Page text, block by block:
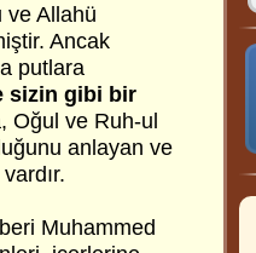
ve Allahü
Ancak
putlara
sizin gibi bir
Oğul ve Ruh-ul
anlayan ve
Muhammed